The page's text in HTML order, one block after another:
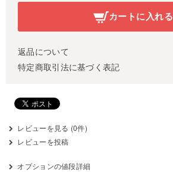
カートに入れる
返品について
特定商取引法に基づく表記
レビューを見る (0件)
レビューを投稿
オプションの値段詳細